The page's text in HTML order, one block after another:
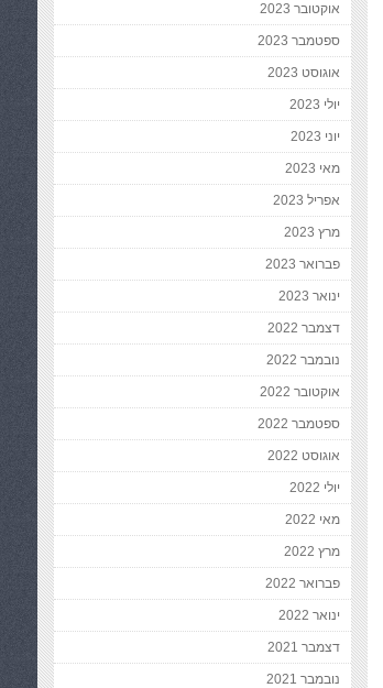
אוקטובר 2023
ספטמבר 2023
אוגוסט 2023
יולי 2023
יוני 2023
מאי 2023
אפריל 2023
מרץ 2023
פברואר 2023
ינואר 2023
דצמבר 2022
נובמבר 2022
אוקטובר 2022
ספטמבר 2022
אוגוסט 2022
יולי 2022
מאי 2022
מרץ 2022
פברואר 2022
ינואר 2022
דצמבר 2021
נובמבר 2021